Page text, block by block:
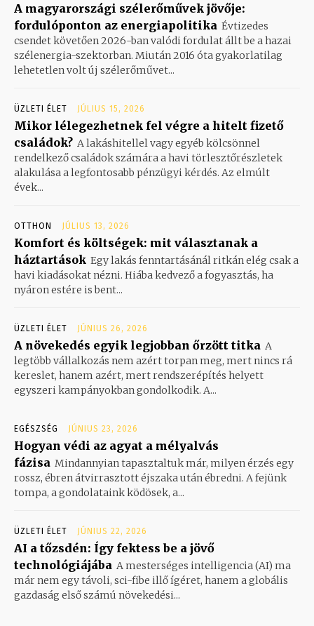
A magyarországi szélerőművek jövője:
fordulóponton az energiapolitika Évtizedes
csendet követően 2026-ban valódi fordulat állt be a hazai
szélenergia-szektorban. Miután 2016 óta gyakorlatilag
lehetetlen volt új szélerőművet...
ÜZLETI ÉLET JÚLIUS 15, 2026
Mikor lélegezhetnek fel végre a hitelt fizető
családok? A lakáshitellel vagy egyéb kölcsönnel
rendelkező családok számára a havi törlesztőrészletek
alakulása a legfontosabb pénzügyi kérdés. Az elmúlt
évek...
OTTHON JÚLIUS 13, 2026
Komfort és költségek: mit választanak a
háztartások Egy lakás fenntartásánál ritkán elég csak a
havi kiadásokat nézni. Hiába kedvező a fogyasztás, ha
nyáron estére is bent...
ÜZLETI ÉLET JÚNIUS 26, 2026
A növekedés egyik legjobban őrzött titka A
legtöbb vállalkozás nem azért torpan meg, mert nincs rá
kereslet, hanem azért, mert rendszerépítés helyett
egyszeri kampányokban gondolkodik. A...
EGÉSZSÉG JÚNIUS 23, 2026
Hogyan védi az agyat a mélyalvás
fázisa Mindannyian tapasztaltuk már, milyen érzés egy
rossz, ébren átvirrasztott éjszaka után ébredni. A fejünk
tompa, a gondolataink ködösek, a...
ÜZLETI ÉLET JÚNIUS 22, 2026
AI a tőzsdén: Így fektess be a jövő
technológiájába A mesterséges intelligencia (AI) ma
már nem egy távoli, sci-fibe illő ígéret, hanem a globális
gazdaság első számú növekedési...